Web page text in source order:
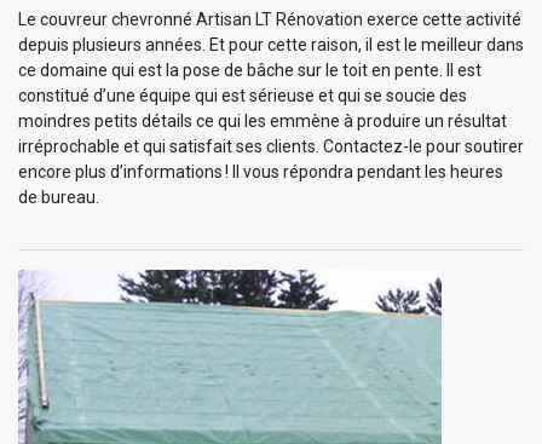
Le couvreur chevronné Artisan LT Rénovation exerce cette activité
depuis plusieurs années. Et pour cette raison, il est le meilleur dans
ce domaine qui est la pose de bâche sur le toit en pente. Il est
constitué d’une équipe qui est sérieuse et qui se soucie des
moindres petits détails ce qui les emmène à produire un résultat
irréprochable et qui satisfait ses clients. Contactez-le pour soutirer
encore plus d’informations ! Il vous répondra pendant les heures
de bureau.